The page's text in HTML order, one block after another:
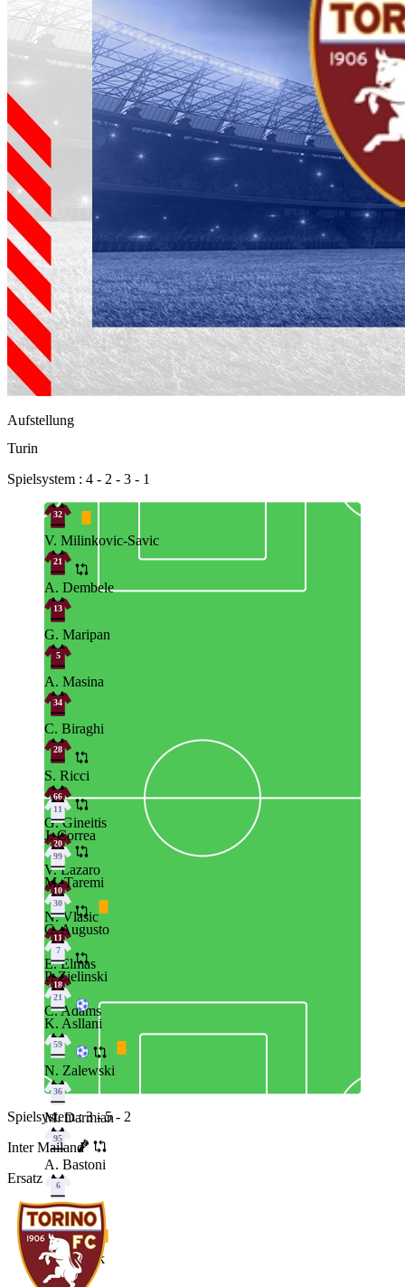
Aufstellung
Turin
Spielsystem : 4 - 2 - 3 - 1
32
V. Milinkovic-Savic
21
A. Dembele
13
G. Maripan
5
A. Masina
34
C. Biraghi
28
S. Ricci
66
G. Gineitis
20
V. Lazaro
10
N. Vlasic
11
E. Elmas
18
C. Adams
11
J. Correa
99
M. Taremi
30
C. Augusto
7
P. Zielinski
21
K. Asllani
59
N. Zalewski
36
M. Darmian
95
A. Bastoni
6
S. De Vrij
31
Y. Bisseck
13
Spielsystem : 3 - 5 - 2
Inter Mailand
Ersatz